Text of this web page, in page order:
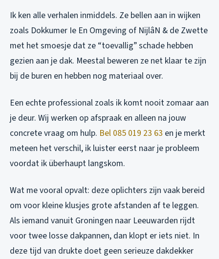
Ik ken alle verhalen inmiddels. Ze bellen aan in wijken
zoals Dokkumer Ie En Omgeving of NijlâN & de Zwette
met het smoesje dat ze “toevallig” schade hebben
gezien aan je dak. Meestal beweren ze net klaar te zijn
bij de buren en hebben nog materiaal over.
Een echte professional zoals ik komt nooit zomaar aan
je deur. Wij werken op afspraak en alleen na jouw
concrete vraag om hulp. Bel 085 019 23 63 en je merkt
meteen het verschil, ik luister eerst naar je probleem
voordat ik überhaupt langskom.
Wat me vooral opvalt: deze oplichters zijn vaak bereid
om voor kleine klusjes grote afstanden af te leggen.
Als iemand vanuit Groningen naar Leeuwarden rijdt
voor twee losse dakpannen, dan klopt er iets niet. In
deze tijd van drukte doet geen serieuze dakdekker